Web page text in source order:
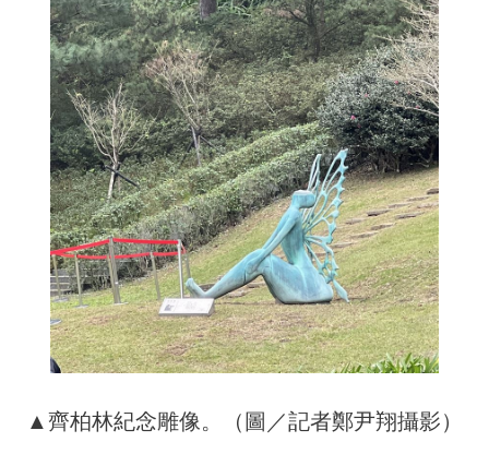
▲齊柏林紀念雕像。（圖／記者鄭尹翔攝影）